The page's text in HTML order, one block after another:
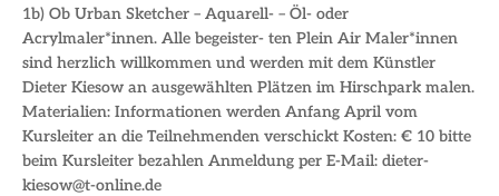
1b) Ob Urban Sketcher – Aquarell- – Öl- oder
Acrylmaler*innen. Alle begeister- ten Plein Air Maler*innen
sind herzlich willkommen und werden mit dem Künstler
Dieter Kiesow an ausgewählten Plätzen im Hirschpark malen.
Materialien: Informationen werden Anfang April vom
Kursleiter an die Teilnehmenden verschickt Kosten: € 10 bitte
beim Kursleiter bezahlen Anmeldung per E-Mail: dieter-
kiesow@t-online.de